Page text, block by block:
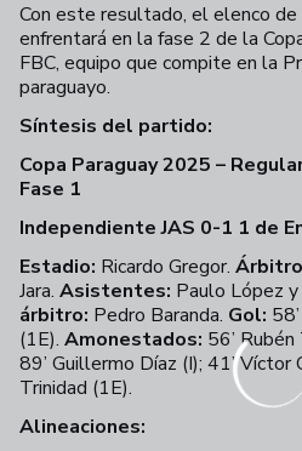
Con este resultado, el elenco de
enfrentará en la fase 2 de la
FBC, equipo que compite en la
paraguayo.
Síntesis del partido:
Copa Paraguay 2025 –
Fase 1
Independiente JAS 0-1 1 de
Estadio: Ricardo Gregor.
Jara. Asistentes: Paulo López
árbitro: Pedro Baranda. Gol:
(1E). Amonestados: 56’
89’ Guillermo Díaz (I); 41’ Víctor
Trinidad (1E).
Alineaciones: